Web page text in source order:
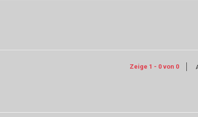
Zeige 1 - 0 von 0